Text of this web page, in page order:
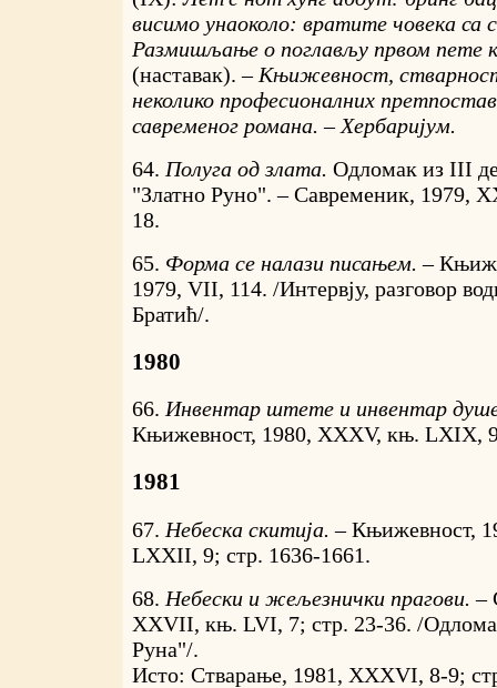
висимо унаоколо: вратите човека са
Размишљање о поглављу првом пете
(наставак). – Књижевност,
неколико професионалних
савременог романа. – Хербаријум.
64. Полуга од злата. Одломак из III
"Златно Руно". – Савременик, 1979,
18.
65. Форма се налази писањем. –
1979, VII, 114. /Интервју, разговор
Братић/.
1980
66. Инвентар штете и инвентар
Књижевност, 1980, XXXV, књ. LXIX,
1981
67. Небеска скитија. –Књижевност,
LXXII, 9; стр. 1636-1661.
68. Небески и жељезнички прагови. –
XXVII, књ. LVI, 7; стр. 23-36. /
Руна"/.
Исто: Стварање, 1981, XXXVI, 8-9;